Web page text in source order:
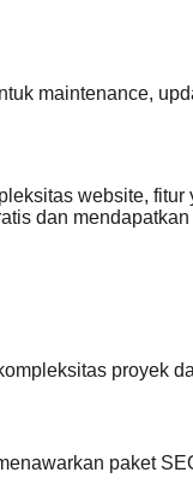
maintenance,
website,
dan
proyek
paket